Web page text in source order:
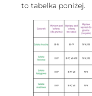
to tabelka poniżej.